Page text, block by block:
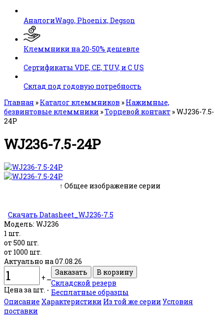
АналогиWago, Phoenix, Degson
Клеммники на 20-50% дешевле
Сертификаты VDE, CE, TUV, и C US
Склад под годовую потребность
Главная » Каталог клеммников » Нажимные,
безвинтовые клеммники »Торцевой контакт »WJ236-7.5-
24P
WJ236-7.5-24P
↑ Общее изображение серии
Скачать Datasheet_WJ236-7.5
Модель: WJ236
1 шт.
от 500 шт.
от 1000 шт.
Актуально на 07.08.26
+ ــ
Цена за шт. -
Складской резерв
Бесплатные образцы
Описание Характеристики Из той же серии Условия
поставки